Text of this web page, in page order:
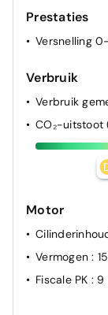
Prestaties
Versnelling
Verbruik
Verbruik
CO₂-uitstoot
Motor
Vermogen:
Fiscale PK : 9